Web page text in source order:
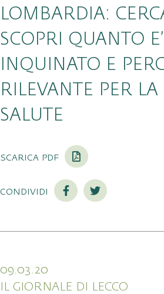
LOMBARDIA:
SCOPRI QUANTO E’
INQUINATO E
RILEVANTE PER
SALUTE
scarica pdf
condividi
09.03.20
IL GIORNALE DI LECCO